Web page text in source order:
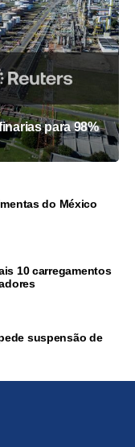
para 98%
do México
10 carregamentos
suspensão de